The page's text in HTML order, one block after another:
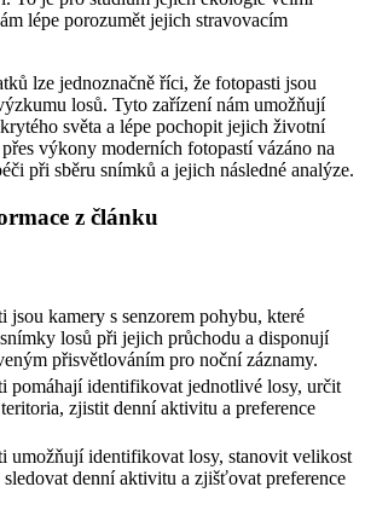
lépe porozumět jejich stravovacím
lze jednoznačně říci, že fotopasti jsou
losů. Tyto zařízení nám umožňují
světa a lépe pochopit jejich životní
výkony moderních fotopastí vázáno na
při sběru snímků a jejich následné analýze.
z článku
jsou kamery s senzorem pohybu, které
losů při jejich průchodu a disponují
přisvětlováním pro noční záznamy.
pomáhají identifikovat jednotlivé losy, určit
zjistit denní aktivitu a preference
umožňují identifikovat losy, stanovit velikost
sledovat denní aktivitu a zjišťovat preference